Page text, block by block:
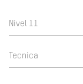
Nivel 11
Tecnica